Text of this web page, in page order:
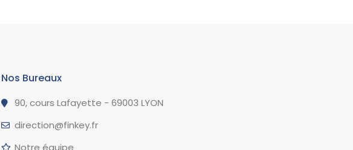
Nos Bureaux
90, cours Lafayette - 69003 LYON
direction@finkey.fr
Notre équipe